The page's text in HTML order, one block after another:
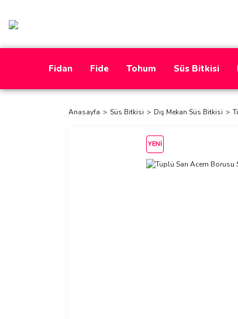
Fidan Fide Tohum Süs Bitkisi
Anasayfa Süs Bitkisi Dış Mekan Süs Bitkisi
YENİ